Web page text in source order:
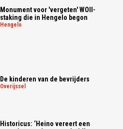
Monument voor 'vergeten' WOII-
staking die in Hengelo begon
hengelo
De kinderen van de bevrijders
overijssel
Historicus: ‘Heino vereert een